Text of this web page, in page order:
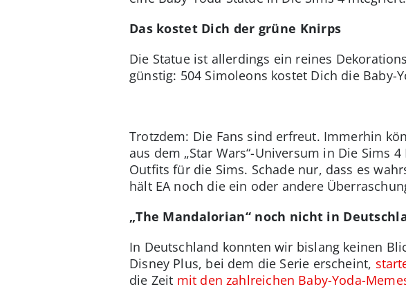
Das kostet Dich der grüne Knirps
Die Statue ist allerdings ein reines
günstig: 504 Simoleons kostet Dich die Baby-
Trotzdem: Die Fans sind erfreut. Immerhin
aus dem „Star Wars“-Universum in Die Sims
Outfits für die Sims. Schade nur, dass es
hält EA noch die ein oder andere
„The Mandalorian“ noch nicht in
In Deutschland konnten wir bislang keinen
Disney Plus, bei dem die Serie erscheint,
die Zeit mit den zahlreichen Baby-Yoda-